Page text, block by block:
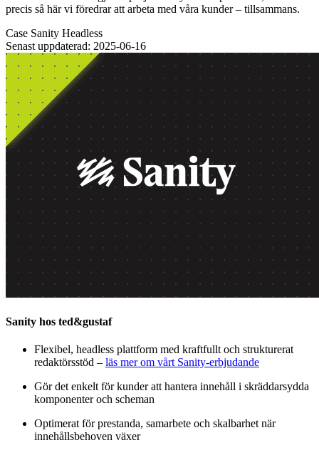
precis så här vi föredrar att arbeta med våra kunder – tillsammans.
Case Sanity Headless
Senast uppdaterad: 2025-06-16
Sanity hos ted&gustaf
Flexibel, headless plattform med kraftfullt och strukturerat
redaktörsstöd – läs mer om vårt Sanity-erbjudande
Gör det enkelt för kunder att hantera innehåll i skräddarsydda
komponenter och scheman
Optimerat för prestanda, samarbete och skalbarhet när
innehållsbehoven växer